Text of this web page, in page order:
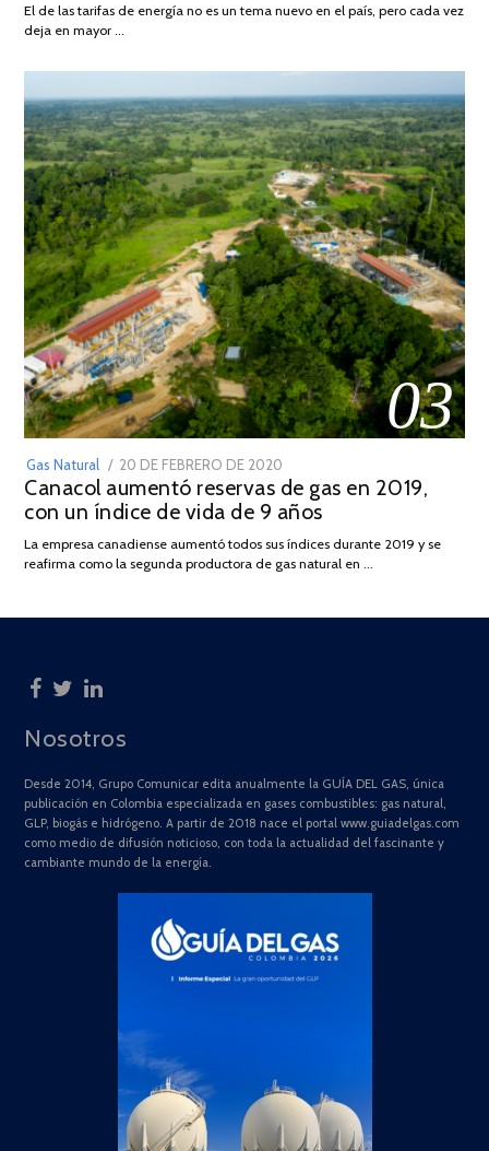
DE
El de las tarifas de energía no es un tema nuevo en el país, pero cada vez
deja en mayor …
03
Gas Natural
POSTED
ON
20 DE FEBRERO DE 2020
DE
JULIO
2025
Canacol aumentó reservas de gas en 2019,
con un índice de vida de 9 años
La empresa canadiense aumentó todos sus índices durante 2019 y se
reafirma como la segunda productora de gas natural en …
Nosotros
Desde 2014, Grupo Comunicar edita anualmente la GUÍA DEL GAS, única
publicación en Colombia especializada en gases combustibles: gas natural,
GLP, biogás e hidrógeno. A partir de 2018 nace el portal www.guiadelgas.com
como medio de difusión noticioso, con toda la actualidad del fascinante y
cambiante mundo de la energía.